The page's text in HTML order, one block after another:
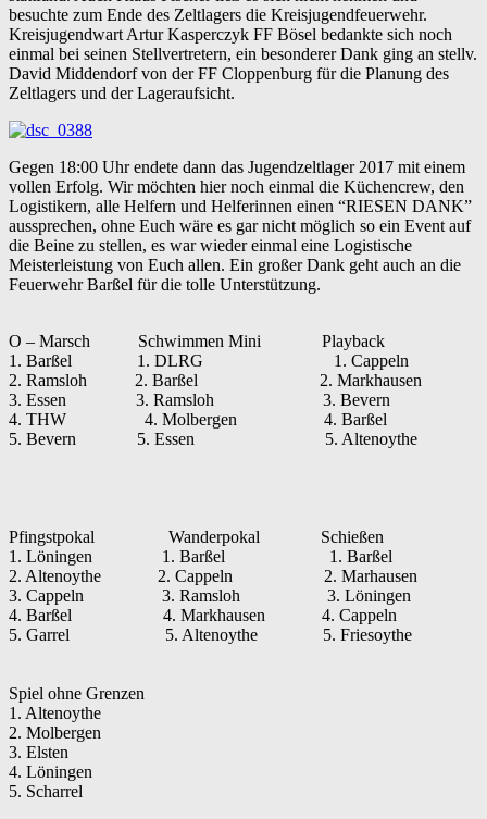
besuchte zum Ende des Zeltlagers die Kreisjugendfeuerwehr.
Kreisjugendwart Artur Kasperczyk FF Bösel bedankte sich noch
einmal bei seinen Stellvertretern, ein besonderer Dank ging an stellv.
David Middendorf von der FF Cloppenburg für die Planung des
Zeltlagers und der Lageraufsicht.
Gegen 18:00 Uhr endete dann das Jugendzeltlager 2017 mit einem
vollen Erfolg. Wir möchten hier noch einmal die Küchencrew, den
Logistikern, alle Helfern und Helferinnen einen “RIESEN DANK”
aussprechen, ohne Euch wäre es gar nicht möglich so ein Event auf
die Beine zu stellen, es war wieder einmal eine Logistische
Meisterleistung von Euch allen. Ein großer Dank geht auch an die
Feuerwehr Barßel für die tolle Unterstützung.
O – Marsch Schwimmen Mini Playback
1. Barßel
1. DLRG
1. Cappeln
2. Ramsloh
2. Barßel
2. Markhausen
3. Essen
3. Ramsloh
3. Bevern
4. THW
4. Molbergen
4. Barßel
5. Bevern
5. Essen 5. Altenoythe
Pfingstpokal Wanderpokal
Schießen
1. Löningen
1. Barßel
1. Barßel
2. Altenoythe
2. Cappeln
2. Marhausen
3. Cappeln
3. Ramsloh
3. Löningen
4. Barßel
4. Markhausen
4. Cappeln
5. Garrel
5. Altenoythe 5. Friesoythe
Spiel ohne Grenzen
1. Altenoythe
2. Molbergen
3. Elsten
4. Löningen
5. Scharrel